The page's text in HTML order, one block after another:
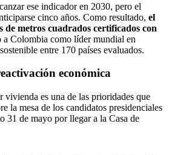
ese indicador en 2030, pero el
cinco años. Como resultado, el
de metros cuadrados certificados con
a Colombia como líder mundial en
entre 170 países evaluados.
económica
vivienda es una de las prioridades que
la mesa de los candidatos presidenciales
31 de mayo por llegar a la Casa de